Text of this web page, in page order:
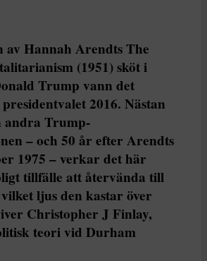
av Hannah Arendts The
(1951) sköt i
Trump vann det
2016. Nästan
andra Trump-
– och 50 år efter Arendts
1975 – verkar det här
tillfälle att återvända till
ljus den kastar över
Christopher J Finlay,
teori vid Durham